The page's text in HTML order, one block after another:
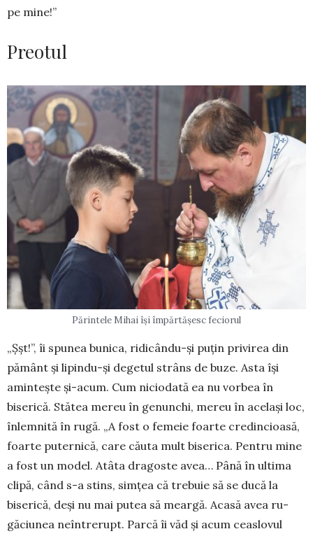
pe mine!”
Preotul
Părintele Mihai își împărtășesc feciorul
„Șșt!”, îi spunea bunica, ridicându-și puțin privirea din
pământ și lipindu-și degetul strâns de buze. Asta își
amintește și-acum. Cum niciodată ea nu vorbea în
biserică. Stătea mereu în genunchi, mereu în același loc,
înlemnită în rugă. „A fost o femeie foarte credincioasă,
foarte puternică, care căuta mult biserica. Pentru mine
a fost un model. Atâta dragoste a­vea… Până în ulti­ma
clipă, când s-a stins, simțea că tre­buie să se ducă la
biserică, deși nu mai putea să mear­gă. Acasă avea ru­
găciunea neîntre­rupt. Parcă îi văd și acum ceaslovul